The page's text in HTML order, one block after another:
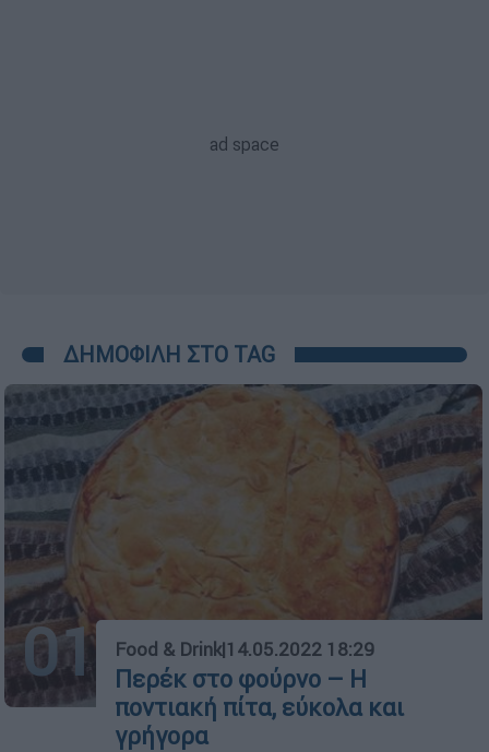
ΔΗΜΟΦΙΛΗ ΣΤΟ TAG
01 Food & Drink|14.05.2022 18:29
Περέκ στο φούρνο – Η
ποντιακή πίτα, εύκολα και
γρήγορα